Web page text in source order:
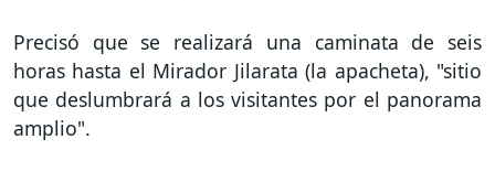
Precisó que se realizará una caminata de seis
horas hasta el Mirador Jilarata (la apacheta), "sitio
que deslumbrará a los visitantes por el panorama
amplio".